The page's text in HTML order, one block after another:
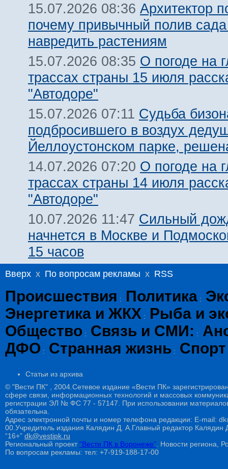
15.07.2026 08:36 Архитектор
почему привычный полив
навредить растениям
15.07.2026 08:35 О погоде на
трассах страны 15 июля
"Автодоре"
15.07.2026 07:11 Судьба
подбросившего в воздух
Йеллоустонском парке,
14.07.2026 07:20 О погоде на
трассах страны 14 июля
"Автодоре"
10.07.2026 11:47 Сильный
начнется в Москве и
15 часов
Вверх x По вопросам рекламы x RSS
Происшествия : Политика :
Энергетика и ЖКХ :
Рыба и
Общество : Связь и СМИ: :
ДФО : Странная жизнь : Спорт
Статьи из архива
© "Вести ПК" , 2004.Сетевое издание «Вести ПК»
сфере связи, информационных технологий и массовых
регистрации ЭЛ № ФС 77 - 57147. При использовании
обязательна.
Адрес электронной почты и номер телефона редакции: E-mail:
00.Учредитель издания Калядин Д. А.Главный редактор
“16+” dk@vestipk.ru
Региональный проект"Вести ПК в Воронеже" . Новости региона,
По вопросам рекламы: тел: +7-919-188-17-00